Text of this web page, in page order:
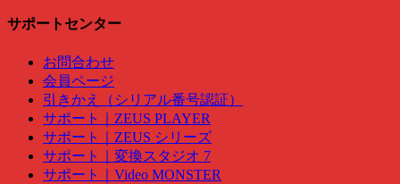
サポートセンター
お問合わせ
会員ページ
引きかえ（シリアル番号認証）
サポート｜ZEUS PLAYER
サポート｜ZEUS シリーズ
サポート｜変換スタジオ 7
サポート｜Video MONSTER